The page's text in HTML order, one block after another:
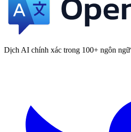
Dịch AI chính xác trong 100+ ngôn ngữ